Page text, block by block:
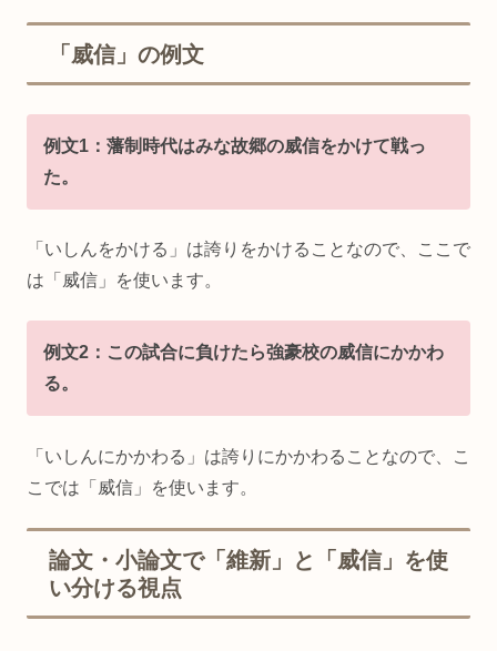
「威信」の例文
例文1：藩制時代はみな故郷の威信をかけて戦っ
た。
「いしんをかける」は誇りをかけることなので、ここで
は「威信」を使います。
例文2：この試合に負けたら強豪校の威信にかかわ
る。
「いしんにかかわる」は誇りにかかわることなので、こ
こでは「威信」を使います。
論文・小論文で「維新」と「威信」を使
い分ける視点